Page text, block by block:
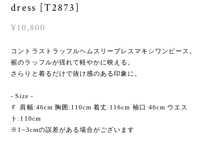
dress [T2873]
¥10,800
コントラストラッフルヘムスリーブレスマキシワンピース。
裾のラッフルが揺れて軽やかに映える。
さらりと着るだけで抜け感のある印象に。
- Size -
Ｆ 肩幅:46cm 胸囲:110cm 着丈:116cm 袖口:46cm ウエス
ト:110cm
※1~3cmの誤差がある場合がございます